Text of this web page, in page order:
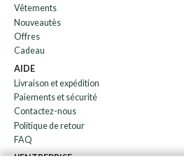
Vêtements
Nouveautès
Offres
Cadeau
AIDE
Livraison et expédition
Paiements et sécurité
Contactez-nous
Politique de retour
FAQ
L'ENTREPRISE